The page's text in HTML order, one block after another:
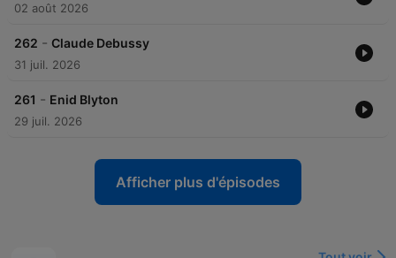
02 août 2026
262 - Claude Debussy
31 juil. 2026
261 - Enid Blyton
29 juil. 2026
Afficher plus d'épisodes